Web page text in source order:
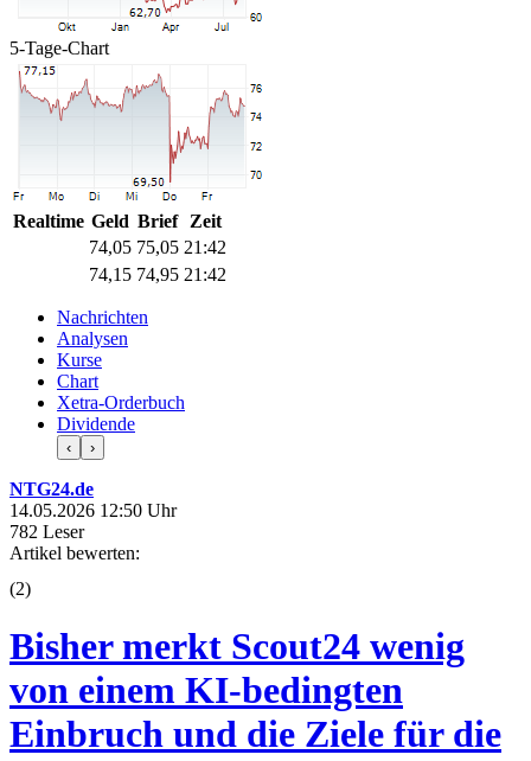
5-Tage-Chart
Realtime Geld Brief
Zeit
74,05 75,05 21:42
74,15 74,95 21:42
Nachrichten
Analysen
Kurse
Chart
Xetra-Orderbuch
Dividende
‹ ›
NTG24.de
14.05.2026 12:50 Uhr
782 Leser
Artikel bewerten:
(2)
Bisher merkt Scout24 wenig
von einem KI-bedingten
Einbruch und die Ziele für die